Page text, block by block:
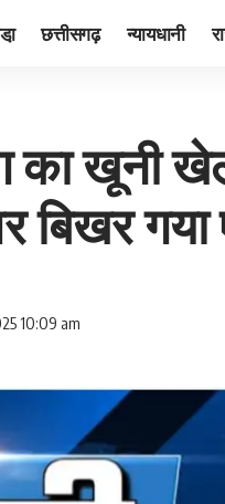
छत्तीसगढ़ न्यायधानी
का खूनी
बिखर गया
10:09 am